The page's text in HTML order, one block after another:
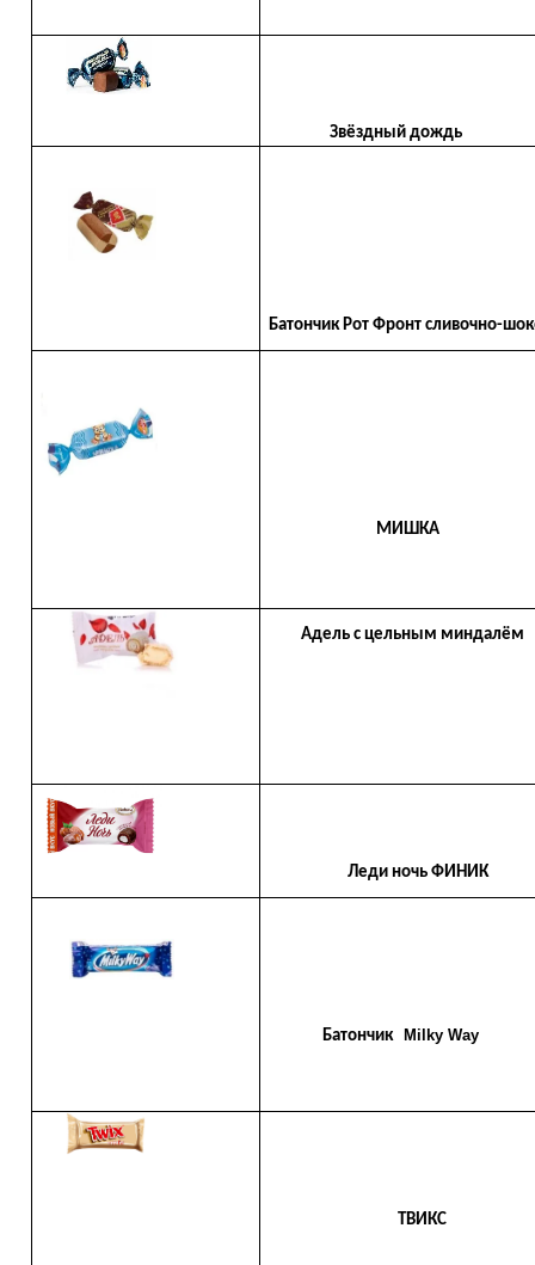
Звёздный дождь
Батончик Рот Фронт сливочно-
МИШКА
Адель с цельным миндалём
Леди ночь ФИНИК
Батончик Milky Way
ТВИКС